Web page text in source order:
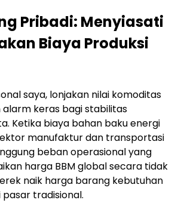
Pribadi: Menyiasati
Biaya Produksi
saya, lonjakan nilai komoditas
keras bagi stabilitas
Ketika biaya bahan baku energi
manufaktur dan transportasi
beban operasional yang
harga BBM global secara tidak
naik harga barang kebutuhan
tradisional.